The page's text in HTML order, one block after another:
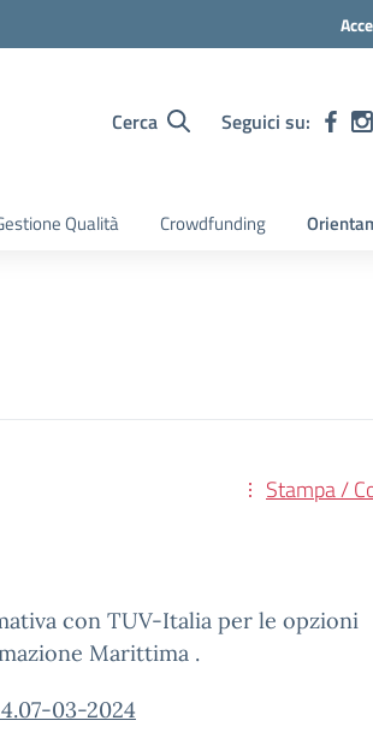
Cerca Seguici su:
Qualità Crowdfunding
Stampa /
con TUV-Italia per le opzioni
Marittima .
03-2024